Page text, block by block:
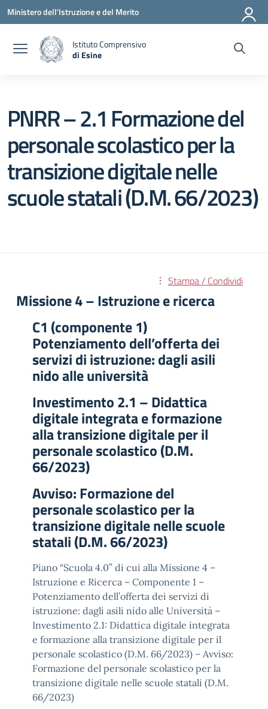
Vai ai contenuti
Vai al menu di navigazione
Vai al footer
Ministero dell'Istruzione e del Merito
Istituto Comprensivo
di Esine
PNRR – 2.1 Formazione del
personale scolastico per la
transizione digitale nelle
scuole statali (D.M. 66/2023)
Stampa / Condividi
Missione 4 – Istruzione e ricerca
C1 (componente 1)
Potenziamento dell’offerta dei
servizi di istruzione: dagli asili
nido alle università
Investimento 2.1 – Didattica
digitale integrata e formazione
alla transizione digitale per il
personale scolastico (D.M.
66/2023)
Avviso: Formazione del
personale scolastico per la
transizione digitale nelle scuole
statali (D.M. 66/2023)
Piano “Scuola 4.0” di cui alla Missione 4 –
Istruzione e Ricerca – Componente 1 –
Potenziamento dell’offerta dei servizi di
istruzione: dagli asili nido alle Università –
Investimento 2.1: Didattica digitale integrata
e formazione alla transizione digitale per il
personale scolastico (D.M. 66/2023) – Avviso:
Formazione del personale scolastico per la
transizione digitale nelle scuole statali (D.M.
66/2023)